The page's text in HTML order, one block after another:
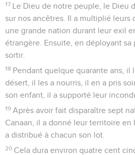
17 Le Dieu de notre peuple, le Dieu
sur nos ancêtres. Il a multiplié leurs
une grande nation durant leur exil
étrangère. Ensuite, en déployant sa
sortir.
18 Pendant quelque quarante ans, il
désert, il les a nourris, il en a pris
son enfant, il a supporté leur
19 Après avoir fait disparaître sept
Canaan, il a donné leur territoire
a distribué à chacun son lot.
20 Cela dura environ quatre cent